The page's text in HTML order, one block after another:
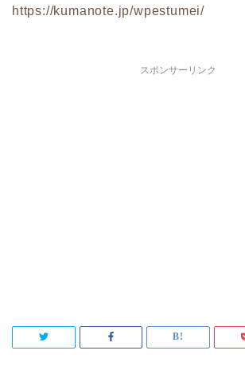
https://kumanote.jp/wpestumei/
スポンサーリンク